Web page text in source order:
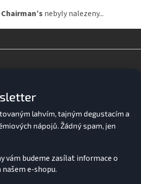
Chairman’s nebyly nalezeny...
vám budeme zasílat informace o
e-shopu.